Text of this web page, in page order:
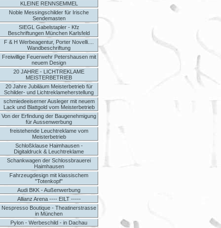
KLEINE RENNSEMMEL
Noble Messingschilder für Irische
Sendemasten
SIEGL Gabelstapler - Kfz
Beschriftungen München Karlsfeld
F & H Werbeagentur, Porter Novelli....
Wandbeschriftung
Freiwillige Feuerwehr Petershausen mit
neuem Design
20 JAHRE - LICHTREKLAME
MEISTERBETRIEB
20 Jahre Jubiläum Meisterbetrieb für
Schilder- und Lichtreklameherstellung
schmiedeeiserner Ausleger mit neuem
Lack und Blattgold vom Meisterbetrieb
Von der Erfindung der Baugenehmigung
für Aussenwerbung
freistehende Leuchtreklame vom
Meisterbetrieb
Schloßklause Haimhausen -
Digitaldruck & Leuchtreklame
Schankwagen der Schlossbrauerei
Haimhausen
Fahrzeugdesign mit klassischem
"Totenkopf"
Audi BKK - Außenwerbung
Allianz Arena ---- EILT -----
Nespresso Boutique - Theatinerstrasse
in München
Pylon - Werbeschild - in Dachau